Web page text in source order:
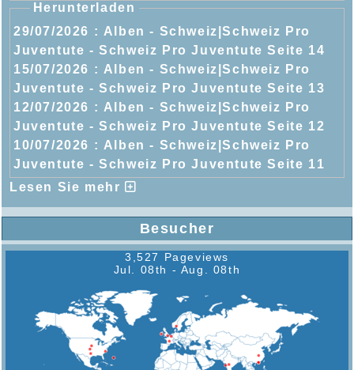
Herunterladen
29/07/2026 : Alben - Schweiz|Schweiz Pro
Juventute - Schweiz Pro Juventute Seite 14
15/07/2026 : Alben - Schweiz|Schweiz Pro
Juventute - Schweiz Pro Juventute Seite 13
12/07/2026 : Alben - Schweiz|Schweiz Pro
Juventute - Schweiz Pro Juventute Seite 12
10/07/2026 : Alben - Schweiz|Schweiz Pro
Juventute - Schweiz Pro Juventute Seite 11
Lesen Sie mehr
Besucher
3,527 Pageviews
Jul. 08th - Aug. 08th